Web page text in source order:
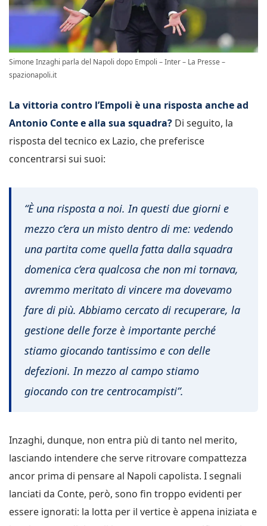
Simone Inzaghi parla del Napoli dopo Empoli – Inter – La Presse –
spazionapoli.it
La vittoria contro l’Empoli è una risposta anche ad
Antonio Conte e alla sua squadra? Di seguito, la
risposta del tecnico ex Lazio, che preferisce
concentrarsi sui suoi:
“È una risposta a noi. In questi due giorni e
mezzo c’era un misto dentro di me: vedendo
una partita come quella fatta dalla squadra
domenica c’era qualcosa che non mi tornava,
avremmo meritato di vincere ma dovevamo
fare di più. Abbiamo cercato di recuperare, la
gestione delle forze è importante perché
stiamo giocando tantissimo e con delle
defezioni. In mezzo al campo stiamo
giocando con tre centrocampisti”.
Inzaghi, dunque, non entra più di tanto nel merito,
lasciando intendere che serve ritrovare compattezza
ancor prima di pensare al Napoli capolista. I segnali
lanciati da Conte, però, sono fin troppo evidenti per
essere ignorati: la lotta per il vertice è appena iniziata e